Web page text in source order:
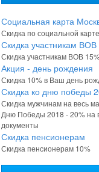
Социальная карта
Скидка по социальной
Скидка участникам ВОВ
Скидка участникам ВОВ
Акция - день рождения
Скидка 10% в Ваш день
Скидка ко дню победы
Скидка мужчинам на весь
Дню Победы 2018 - 20% на
документы
Скидка пенсионерам
Скидка пенсионерам 10%